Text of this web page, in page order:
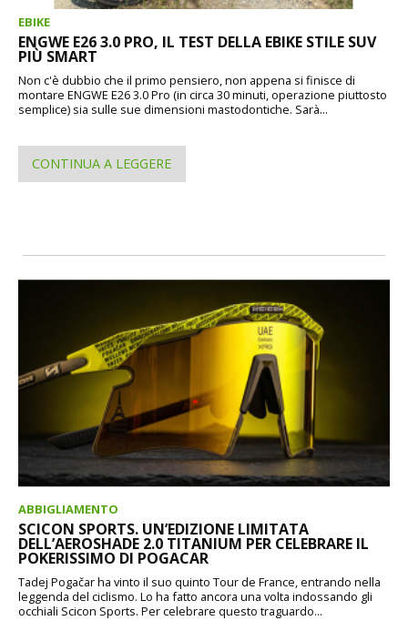
EBIKE
ENGWE E26 3.0 PRO, IL TEST DELLA EBIKE STILE SUV
PIÙ SMART
Non c'è dubbio che il primo pensiero, non appena si finisce di
montare ENGWE E26 3.0 Pro (in circa 30 minuti, operazione piuttosto
semplice) sia sulle sue dimensioni mastodontiche. Sarà...
CONTINUA A LEGGERE
ABBIGLIAMENTO
SCICON SPORTS. UN’EDIZIONE LIMITATA
DELL’AEROSHADE 2.0 TITANIUM PER CELEBRARE IL
POKERISSIMO DI POGACAR
Tadej Pogačar ha vinto il suo quinto Tour de France, entrando nella
leggenda del ciclismo. Lo ha fatto ancora una volta indossando gli
occhiali Scicon Sports. Per celebrare questo traguardo...